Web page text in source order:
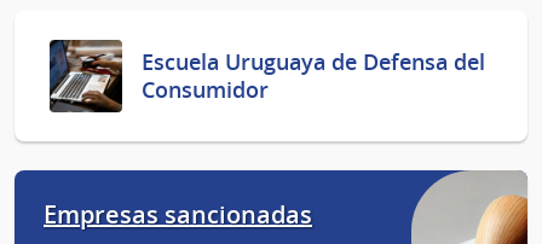
Escuela Uruguaya de Defensa del
Consumidor
Empresas sancionadas